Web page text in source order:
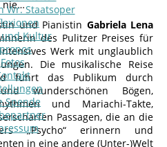
Wr. Staatsoper
und Kultur
Fotos
Spende
nie…
und Pianistin Gabriela Lena
des Pulitzer Preises für
Werk mit unglaublich
Die musikalische Reise
führt das Publikum durch
wunderschönen Bögen,
und Mariachi-Takte,
Passagen, die an die
„Psycho“ erinnern und
in eine andere (Unter-)Welt